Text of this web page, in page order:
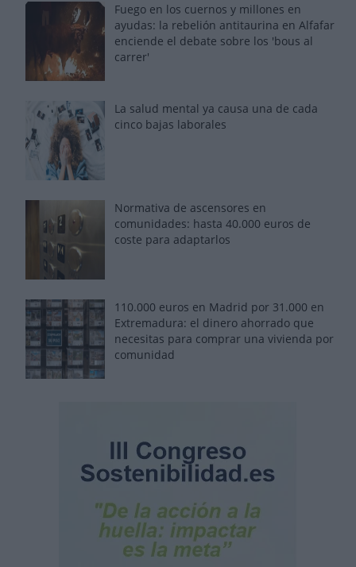
Fuego en los cuernos y millones en
ayudas: la rebelión antitaurina en Alfafar
enciende el debate sobre los 'bous al
carrer'
La salud mental ya causa una de cada
cinco bajas laborales
Normativa de ascensores en
comunidades: hasta 40.000 euros de
coste para adaptarlos
110.000 euros en Madrid por 31.000 en
Extremadura: el dinero ahorrado que
necesitas para comprar una vivienda por
comunidad